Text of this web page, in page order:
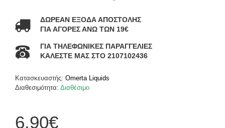
ΔΩΡΕΑΝ ΕΞΟΔΑ ΑΠΟΣΤΟΛΗΣ
ΓΙΑ ΑΓΟΡΕΣ ΑΝΩ ΤΩΝ 19€
ΓΙΑ ΤΗΛΕΦΩΝΙΚΕΣ ΠΑΡΑΓΓΕΛΙΕΣ
ΚΑΛΕΣΤΕ ΜΑΣ ΣΤΟ 2107102436
Κατασκευαστής: Omerta Liquids
Διαθεσιμότητα: Διαθέσιμο
6,90€